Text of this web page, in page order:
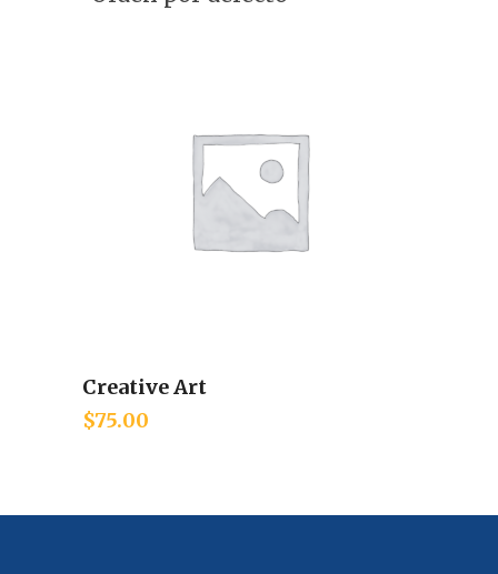
Creative Art
$75.00